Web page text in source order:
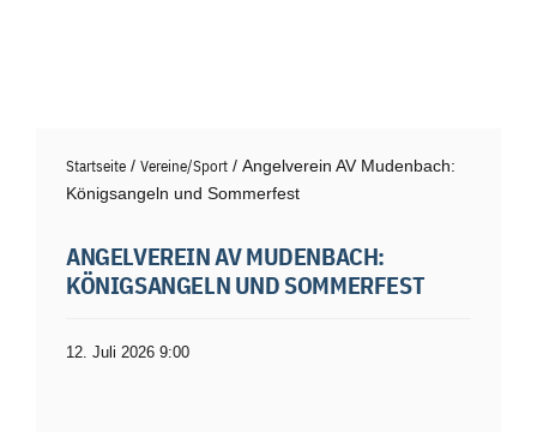
Startseite / Vereine/Sport / Angelverein AV Mudenbach:
Königsangeln und Sommerfest
ANGELVEREIN AV MUDENBACH:
KÖNIGSANGELN UND SOMMERFEST
12. Juli 2026 9:00